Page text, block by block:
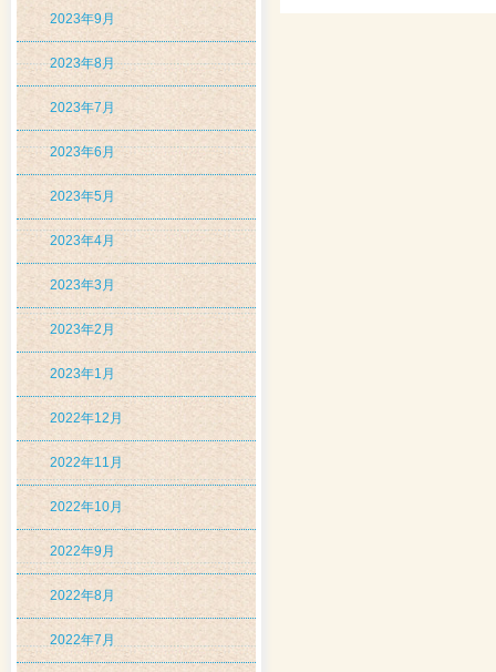
2023年9月
2023年8月
2023年7月
2023年6月
2023年5月
2023年4月
2023年3月
2023年2月
2023年1月
2022年12月
2022年11月
2022年10月
2022年9月
2022年8月
2022年7月